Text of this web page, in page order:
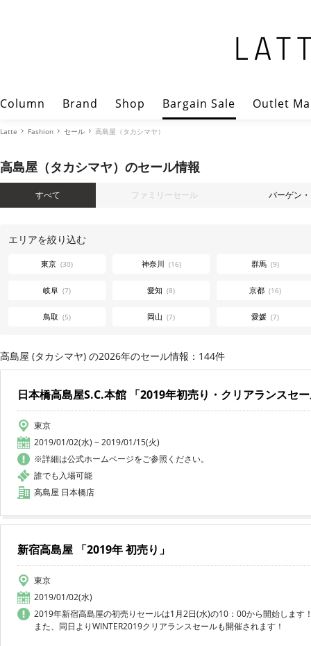
Column Brand Shop Bargain Sale Outlet
Latte Fashion セール 高島屋（タカシマヤ）
高島屋（タカシマヤ）のセール情報
すべて ファミリーセール バーゲン
エリアを絞り込む
東京 (30) 神奈川 (16) 群馬 (9)
岐阜 (7) 愛知 (8) 京都 (16)
鳥取 (5) 岡山 (7) 愛媛 (7)
高島屋 (タカシマヤ) の2026年のセール情報：144件
日本橋高島屋S.C.本館 「2019年初売り・クリアランスセ
東京
2019/01/02(水) ~ 2019/01/15(火)
※詳細は公式ホームページをご参照ください。
誰でも入場可能
高島屋 日本橋店
新宿高島屋 「2019年 初売り」
東京
2019/01/02(水)
2019年新宿高島屋の初売りセールは1月2日(水)の10：00から開始します
また、同日よりWINTER2019クリアランスセールも開催されます！